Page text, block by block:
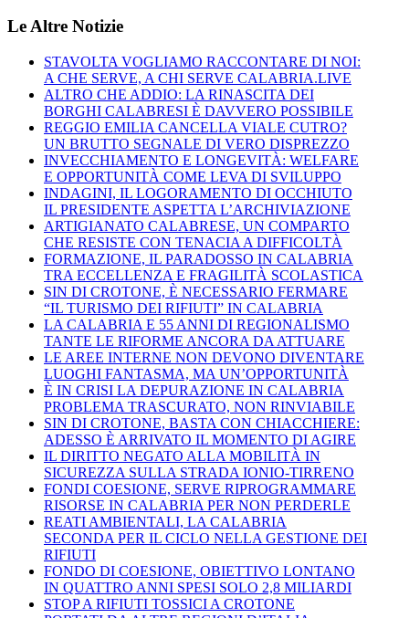
Le Altre Notizie
STAVOLTA VOGLIAMO RACCONTARE DI NOI:
A CHE SERVE, A CHI SERVE CALABRIA.LIVE
ALTRO CHE ADDIO: LA RINASCITA DEI
BORGHI CALABRESI È DAVVERO POSSIBILE
REGGIO EMILIA CANCELLA VIALE CUTRO?
UN BRUTTO SEGNALE DI VERO DISPREZZO
INVECCHIAMENTO E LONGEVITÀ: WELFARE
E OPPORTUNITÀ COME LEVA DI SVILUPPO
INDAGINI, IL LOGORAMENTO DI OCCHIUTO
IL PRESIDENTE ASPETTA L’ARCHIVIAZIONE
ARTIGIANATO CALABRESE, UN COMPARTO
CHE RESISTE CON TENACIA A DIFFICOLTÀ
FORMAZIONE, IL PARADOSSO IN CALABRIA
TRA ECCELLENZA E FRAGILITÀ SCOLASTICA
SIN DI CROTONE, È NECESSARIO FERMARE
“IL TURISMO DEI RIFIUTI” IN CALABRIA
LA CALABRIA E 55 ANNI DI REGIONALISMO
TANTE LE RIFORME ANCORA DA ATTUARE
LE AREE INTERNE NON DEVONO DIVENTARE
LUOGHI FANTASMA, MA UN’OPPORTUNITÀ
È IN CRISI LA DEPURAZIONE IN CALABRIA
PROBLEMA TRASCURATO, NON RINVIABILE
SIN DI CROTONE, BASTA CON CHIACCHIERE:
ADESSO È ARRIVATO IL MOMENTO DI AGIRE
IL DIRITTO NEGATO ALLA MOBILITÀ IN
SICUREZZA SULLA STRADA IONIO-TIRRENO
FONDI COESIONE, SERVE RIPROGRAMMARE
RISORSE IN CALABRIA PER NON PERDERLE
REATI AMBIENTALI, LA CALABRIA
SECONDA PER IL CICLO NELLA GESTIONE DEI
RIFIUTI
FONDO DI COESIONE, OBIETTIVO LONTANO
IN QUATTRO ANNI SPESI SOLO 2,8 MILIARDI
STOP A RIFIUTI TOSSICI A CROTONE